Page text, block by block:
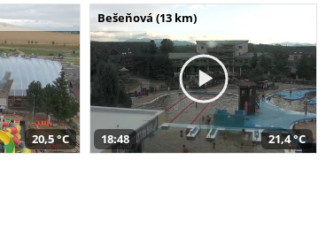
20,5 °C
Bešeňová (13 km)
18:48 21,4 °C